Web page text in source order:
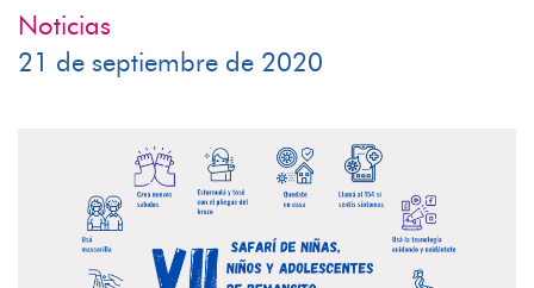
Noticias
21 de septiembre de 2020